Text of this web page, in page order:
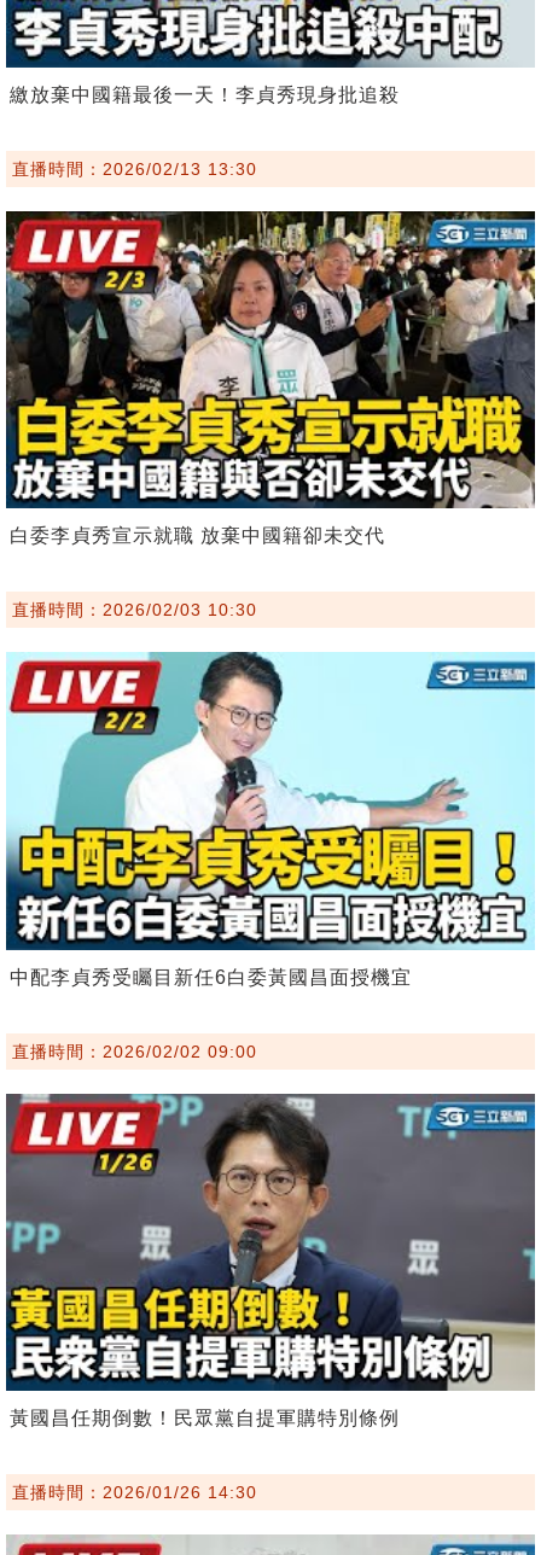
繳放棄中國籍最後一天！李貞秀現身批追殺
直播時間：2026/02/13 13:30
白委李貞秀宣示就職 放棄中國籍卻未交代
直播時間：2026/02/03 10:30
中配李貞秀受矚目新任6白委黃國昌面授機宜
直播時間：2026/02/02 09:00
黃國昌任期倒數！民眾黨自提軍購特別條例
直播時間：2026/01/26 14:30